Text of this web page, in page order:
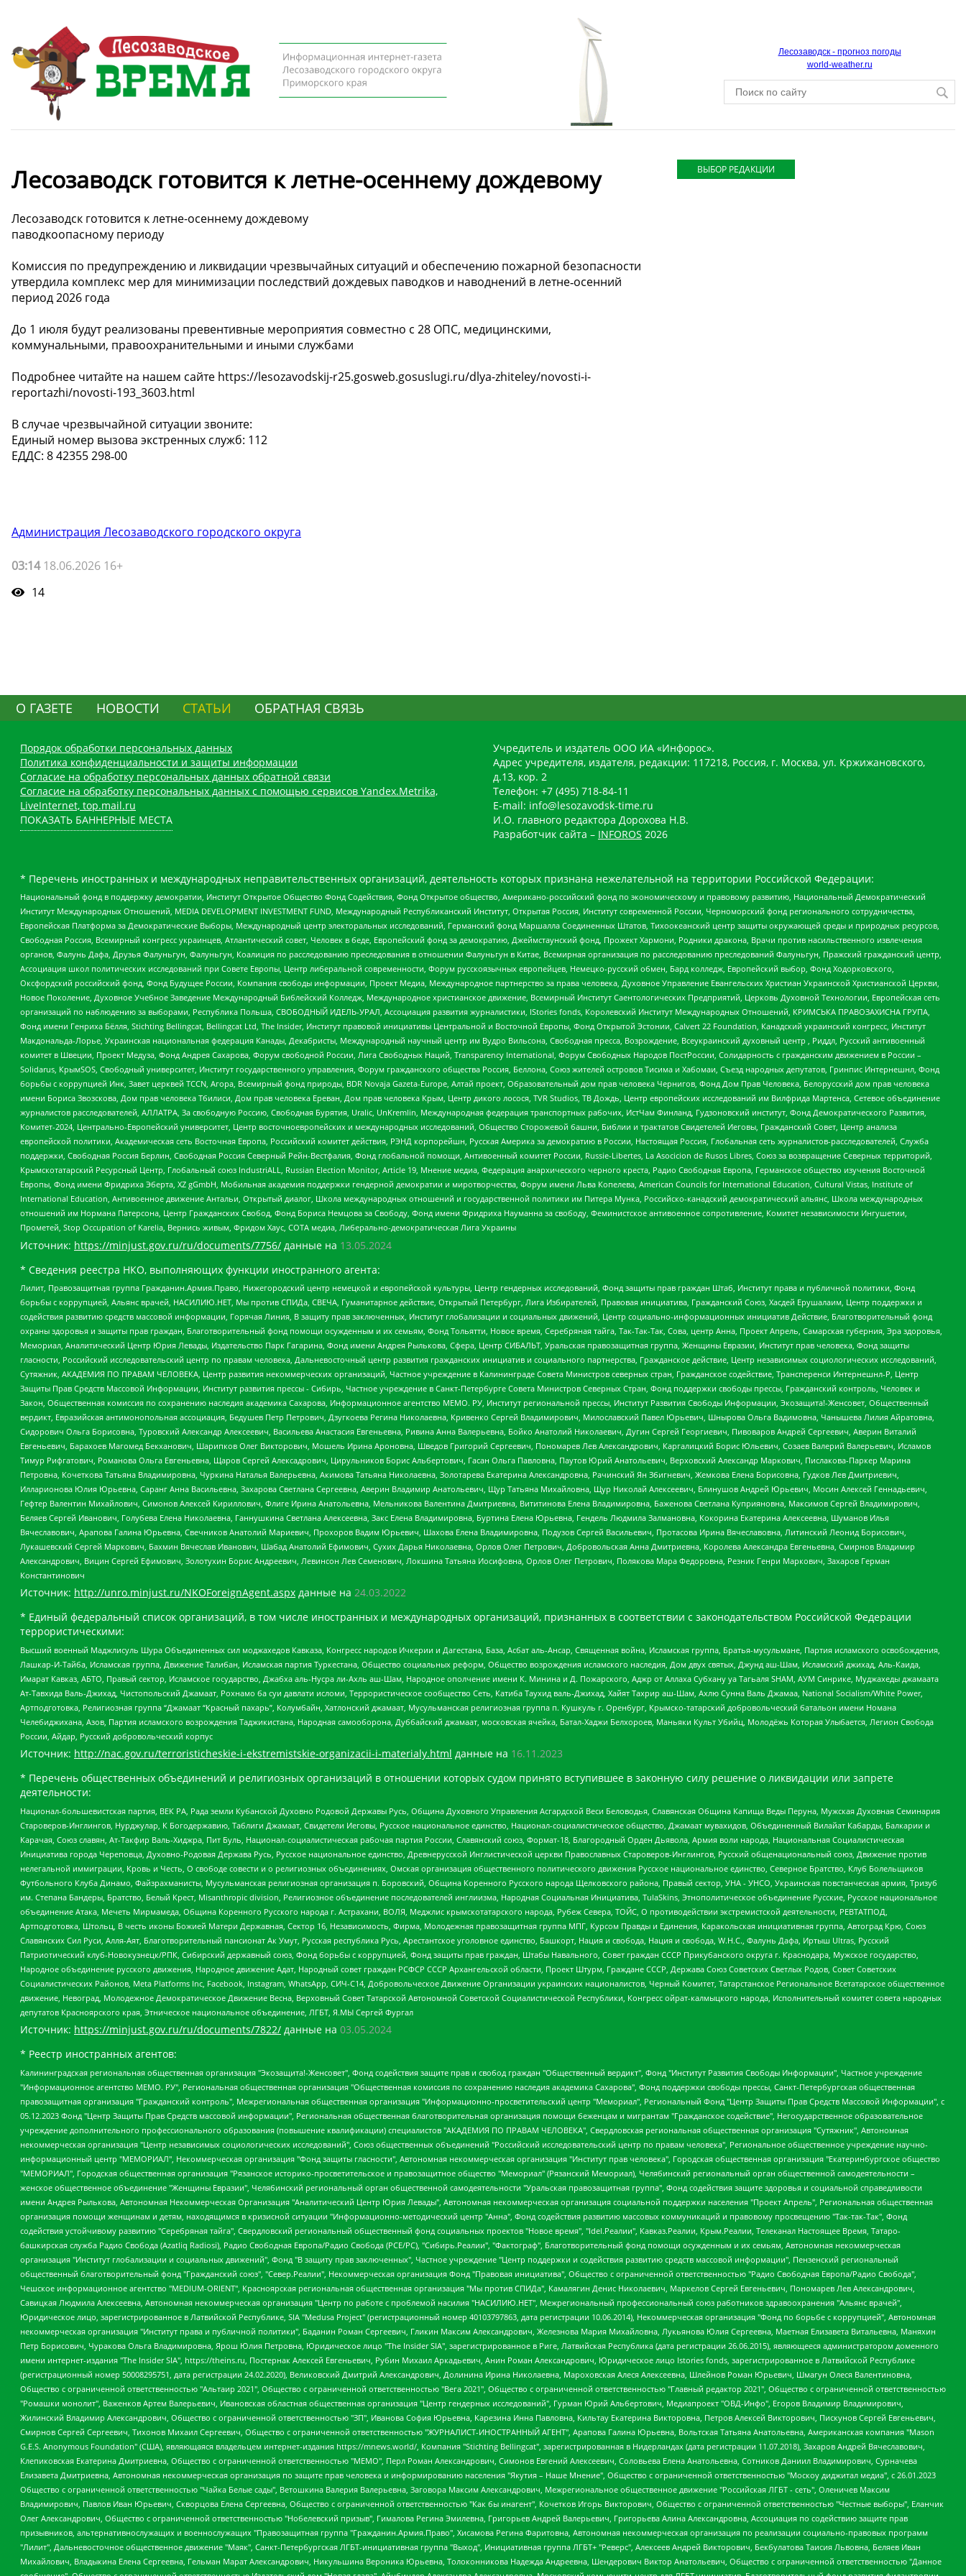
Лесозаводск - прогноз погоды
world-weather.ru
Лесозаводск готовится к летне-осеннему дождевому
Лесозаводск готовится к летне-осеннему дождевому
паводкоопасному периоду
Комиссия по предупреждению и ликвидации чрезвычайных ситуаций и обеспечению пожарной безопасности
утвердила комплекс мер для минимизации последствий дождевых паводков и наводнений в летне‑осенний
период 2026 года
До 1 июля будут реализованы превентивные мероприятия совместно с 28 ОПС, медицинскими,
коммунальными, правоохранительными и иными службами
Подробнее читайте на нашем сайте https://lesozavodskij-r25.gosweb.gosuslugi.ru/dlya-zhiteley/novosti-i-
reportazhi/novosti-193_3603.html
В случае чрезвычайной ситуации звоните:
Единый номер вызова экстренных служб: 112
ЕДДС: 8 42355 298‑00
Администрация Лесозаводского городского округа
03:1418.06.2026 16+
14
ВЫБОР РЕДАКЦИИ
О ГАЗЕТЕ НОВОСТИ СТАТЬИ ОБРАТНАЯ СВЯЗЬ
Порядок обработки персональных данных
Политика конфиденциальности и защиты информации
Согласие на обработку персональных данных обратной связи
Согласие на обработку персональных данных с помощью сервисов Yandex.Metrika,
LiveInternet, top.mail.ru
ПОКАЗАТЬ БАННЕРНЫЕ МЕСТА
Учредитель и издатель ООО ИА «Инфорос».
Адрес учредителя, издателя, редакции: 117218, Россия, г. Москва, ул. Кржижановского,
д.13, кор. 2
Телефон: +7 (495) 718-84-11
E-mail: info@lesozavodsk-time.ru
И.О. главного редактора Дорохова Н.В.
Разработчик сайта – INFOROS 2026
* Перечень иностранных и международных неправительственных организаций, деятельность которых признана нежелательной на территории Российской Федерации:
Национальный фонд в поддержку демократии, Институт Открытое Общество Фонд Содействия, Фонд Открытое общество, Американо-российский фонд по экономическому и правовому развитию, Национальный Демократический
Институт Международных Отношений, MEDIA DEVELOPMENT INVESTMENT FUND, Международный Республиканский Институт, Открытая Россия, Институт современной России, Черноморский фонд регионального сотрудничества,
Европейская Платформа за Демократические Выборы, Международный центр электоральных исследований, Германский фонд Маршалла Соединенных Штатов, Тихоокеанский центр защиты окружающей среды и природных ресурсов,
Свободная Россия, Всемирный конгресс украинцев, Атлантический совет, Человек в беде, Европейский фонд за демократию, Джеймстаунский фонд, Прожект Хармони, Родники дракона, Врачи против насильственного извлечения
органов, Фалунь Дафа, Друзья Фалуньгун, Фалуньгун, Коалиция по расследованию преследования в отношении Фалуньгун в Китае, Всемирная организация по расследованию преследований Фалуньгун, Пражский гражданский центр,
Ассоциация школ политических исследований при Совете Европы, Центр либеральной современности, Форум русскоязычных европейцев, Немецко-русский обмен, Бард колледж, Европейский выбор, Фонд Ходорковского,
Оксфордский российский фонд, Фонд Будущее России, Компания свободы информации, Проект Медиа, Международное партнерство за права человека, Духовное Управление Евангельских Христиан Украинской Христианской Церкви,
Новое Поколение, Духовное Учебное Заведение Международный Библейский Колледж, Международное христианское движение, Всемирный Институт Саентологических Предприятий, Церковь Духовной Технологии, Европейская сеть
организаций по наблюдению за выборами, Республика Польша, СВОБОДНЫЙ ИДЕЛЬ-УРАЛ, Ассоциация развития журналистики, IStories fonds, Королевский Институт Международных Отношений, КРИМСЬКА ПРАВОЗАХИСНА ГРУПА,
Фонд имени Генриха Бёлля, Stichting Bellingcat, Bellingcat Ltd, The Insider, Институт правовой инициативы Центральной и Восточной Европы, Фонд Открытой Эстонии, Calvert 22 Foundation, Канадский украинский конгресс, Институт
Макдональда-Лорье, Украинская национальная федерация Канады, Декабристы, Международный научный центр им Вудро Вильсона, Свободная пресса, Возрождение, Всеукраинский духовный центр , Риддл, Русский антивоенный
комитет в Швеции, Проект Медуза, Фонд Андрея Сахарова, Форум свободной России, Лига Свободных Наций, Transparеncy International, Форум Свободных Народов ПостРоссии, Солидарность с гражданским движением в России –
Solidarus, КрымSOS, Свободный университет, Институт государственного управления, Форум гражданского общества Россия, Беллона, Союз жителей островов Тисима и Хабомаи, Съезд народных депутатов, Гринпис Интернешнл, Фонд
борьбы с коррупцией Инк, Завет церквей TCCN, Агора, Всемирный фонд природы, BDR Novaja Gazeta-Europe, Алтай проект, Образовательный дом прав человека Чернигов, Фонд Дом Прав Человека, Белорусский дом прав человека
имени Бориса Звозскова, Дом прав человека Тбилиси, Дом прав человека Ереван, Дом прав человека Крым, Центр дикого лосося, TVR Studios, ТВ Дождь, Центр европейских исследований им Вилфрида Мартенса, Сетевое объединение
журналистов расследователей, АЛЛАТРА, За свободную Россию, Свободная Бурятия, Uralic, UnKremlin, Международная федерация транспортных рабочих, ИстЧам Финланд, Гудзоновский институт, Фонд Демократического Развития,
Комитет-2024, Центрально-Европейский университет, Центр восточноевропейских и международных исследований, Общество Сторожевой башни, Библии и трактатов Свидетелей Иеговы, Гражданский Совет, Центр анализа
европейской политики, Академическая сеть Восточная Европа, Российский комитет действия, РЭНД корпорейшн, Русская Америка за демократию в России, Настоящая Россия, Глобальная сеть журналистов-расследователей, Служба
поддержки, Свободная Россия Берлин, Свободная Россия Северный Рейн-Вестфалия, Фонд глобальной помощи, Антивоенный комитет России, Russie-Libertes, La Asocicion de Rusos Libres, Союз за возвращение Северных территорий,
Крымскотатарский Ресурсный Центр, Глобальный союз IndustriALL, Russian Election Monitor, Article 19, Мнение медиа, Федерация анархического черного креста, Радио Свободная Европа, Германское общество изучения Восточной
Европы, Фонд имени Фридриха Эберта, XZ gGmbH, Мобильная академия поддержки гендерной демократии и миротворчества, Форум имени Льва Копелева, American Councils for International Education, Cultural Vistas, Institute of
International Education, Антивоенное движение Антальи, Открытый диалог, Школа международных отношений и государственной политики им Питера Мунка, Российско-канадский демократический альянс, Школа международных
отношений им Нормана Патерсона, Центр Гражданских Свобод, Фонд Бориса Немцова за Свободу, Фонд имени Фридриха Науманна за свободу, Феминистское антивоенное сопротивление, Комитет независимости Ингушетии,
Прометей, Stop Occupation of Karelia, Вернись живым, Фридом Хаус, СОТА медиа, Либерально-демократическая Лига Украины
Источник: https://minjust.gov.ru/ru/documents/7756/ данные на 13.05.2024
* Сведения реестра НКО, выполняющих функции иностранного агента:
Лилит, Правозащитная группа Гражданин.Армия.Право, Нижегородский центр немецкой и европейской культуры, Центр гендерных исследований, Фонд защиты прав граждан Штаб, Институт права и публичной политики, Фонд
борьбы с коррупцией, Альянс врачей, НАСИЛИЮ.НЕТ, Мы против СПИДа, СВЕЧА, Гуманитарное действие, Открытый Петербург, Лига Избирателей, Правовая инициатива, Гражданский Союз, Хасдей Ерушалаим, Центр поддержки и
содействия развитию средств массовой информации, Горячая Линия, В защиту прав заключенных, Институт глобализации и социальных движений, Центр социально-информационных инициатив Действие, Благотворительный фонд
охраны здоровья и защиты прав граждан, Благотворительный фонд помощи осужденным и их семьям, Фонд Тольятти, Новое время, Серебряная тайга, Так-Так-Так, Сова, центр Анна, Проект Апрель, Самарская губерния, Эра здоровья,
Мемориал, Аналитический Центр Юрия Левады, Издательство Парк Гагарина, Фонд имени Андрея Рылькова, Сфера, Центр СИБАЛЬТ, Уральская правозащитная группа, Женщины Евразии, Институт прав человека, Фонд защиты
гласности, Российский исследовательский центр по правам человека, Дальневосточный центр развития гражданских инициатив и социального партнерства, Гражданское действие, Центр независимых социологических исследований,
Сутяжник, АКАДЕМИЯ ПО ПРАВАМ ЧЕЛОВЕКА, Центр развития некоммерческих организаций, Частное учреждение в Калининграде Совета Министров северных стран, Гражданское содействие, Трансперенси Интернешнл-Р, Центр
Защиты Прав Средств Массовой Информации, Институт развития прессы - Сибирь, Частное учреждение в Санкт-Петербурге Совета Министров Северных Стран, Фонд поддержки свободы прессы, Гражданский контроль, Человек и
Закон, Общественная комиссия по сохранению наследия академика Сахарова, Информационное агентство МЕМО. РУ, Институт региональной прессы, Институт Развития Свободы Информации, Экозащита!-Женсовет, Общественный
вердикт, Евразийская антимонопольная ассоциация, Бедушев Петр Петрович, Дзугкоева Регина Николаевна, Кривенко Сергей Владимирович, Милославский Павел Юрьевич, Шнырова Ольга Вадимовна, Чанышева Лилия Айратовна,
Сидорович Ольга Борисовна, Туровский Александр Алексеевич, Васильева Анастасия Евгеньевна, Ривина Анна Валерьевна, Бойко Анатолий Николаевич, Дугин Сергей Георгиевич, Пивоваров Андрей Сергеевич, Аверин Виталий
Евгеньевич, Барахоев Магомед Бекханович, Шарипков Олег Викторович, Мошель Ирина Ароновна, Шведов Григорий Сергеевич, Пономарев Лев Александрович, Каргалицкий Борис Юльевич, Созаев Валерий Валерьевич, Исламов
Тимур Рифгатович, Романова Ольга Евгеньевна, Щаров Сергей Алексадрович, Цирульников Борис Альбертович, Гасан Ольга Павловна, Паутов Юрий Анатольевич, Верховский Александр Маркович, Пислакова-Паркер Марина
Петровна, Кочеткова Татьяна Владимировна, Чуркина Наталья Валерьевна, Акимова Татьяна Николаевна, Золотарева Екатерина Александровна, Рачинский Ян Збигневич, Жемкова Елена Борисовна, Гудков Лев Дмитриевич,
Илларионова Юлия Юрьевна, Саранг Анна Васильевна, Захарова Светлана Сергеевна, Аверин Владимир Анатольевич, Щур Татьяна Михайловна, Щур Николай Алексеевич, Блинушов Андрей Юрьевич, Мосин Алексей Геннадьевич,
Гефтер Валентин Михайлович, Симонов Алексей Кириллович, Флиге Ирина Анатольевна, Мельникова Валентина Дмитриевна, Вититинова Елена Владимировна, Баженова Светлана Куприяновна, Максимов Сергей Владимирович,
Беляев Сергей Иванович, Голубева Елена Николаевна, Ганнушкина Светлана Алексеевна, Закс Елена Владимировна, Буртина Елена Юрьевна, Гендель Людмила Залмановна, Кокорина Екатерина Алексеевна, Шуманов Илья
Вячеславович, Арапова Галина Юрьевна, Свечников Анатолий Мариевич, Прохоров Вадим Юрьевич, Шахова Елена Владимировна, Подузов Сергей Васильевич, Протасова Ирина Вячеславовна, Литинский Леонид Борисович,
Лукашевский Сергей Маркович, Бахмин Вячеслав Иванович, Шабад Анатолий Ефимович, Сухих Дарья Николаевна, Орлов Олег Петрович, Добровольская Анна Дмитриевна, Королева Александра Евгеньевна, Смирнов Владимир
Александрович, Вицин Сергей Ефимович, Золотухин Борис Андреевич, Левинсон Лев Семенович, Локшина Татьяна Иосифовна, Орлов Олег Петрович, Полякова Мара Федоровна, Резник Генри Маркович, Захаров Герман
Константинович
Источник: http://unro.minjust.ru/NKOForeignAgent.aspx данные на 24.03.2022
* Единый федеральный список организаций, в том числе иностранных и международных организаций, признанных в соответствии с законодательством Российской Федерации
террористическими:
Высший военный Маджлисуль Шура Объединенных сил моджахедов Кавказа, Конгресс народов Ичкерии и Дагестана, База, Асбат аль-Ансар, Священная война, Исламская группа, Братья-мусульмане, Партия исламского освобождения,
Лашкар-И-Тайба, Исламская группа, Движение Талибан, Исламская партия Туркестана, Общество социальных реформ, Общество возрождения исламского наследия, Дом двух святых, Джунд аш-Шам, Исламский джихад, Аль-Каида,
Имарат Кавказ, АБТО, Правый сектор, Исламское государство, Джабха аль-Нусра ли-Ахль аш-Шам, Народное ополчение имени К. Минина и Д. Пожарского, Аджр от Аллаха Субхану уа Тагьаля SHAM, АУМ Синрике, Муджахеды джамаата
Ат-Тавхида Валь-Джихад, Чистопольский Джамаат, Рохнамо ба суи давлати исломи, Террористическое сообщество Сеть, Катиба Таухид валь-Джихад, Хайят Тахрир аш-Шам, Ахлю Сунна Валь Джамаа, National Socialism/White Power,
Артподготовка, Религиозная группа “Джамаат “Красный пахарь”, Колумбайн, Хатлонский джамаат, Мусульманская религиозная группа п. Кушкуль г. Оренбург, Крымско-татарский добровольческий батальон имени Номана
Челебиджихана, Азов, Партия исламского возрождения Таджикистана, Народная самооборона, Дуббайский джамаат, московская ячейка, Батал-Хаджи Белхороев, Маньяки Культ Убийц, Молодёжь Которая Улыбается, Легион Свобода
России, Айдар, Русский добровольческий корпус
Источник: http://nac.gov.ru/terroristicheskie-i-ekstremistskie-organizacii-i-materialy.html данные на 16.11.2023
* Перечень общественных объединений и религиозных организаций в отношении которых судом принято вступившее в законную силу решение о ликвидации или запрете
деятельности:
Национал-большевистская партия, ВЕК РА, Рада земли Кубанской Духовно Родовой Державы Русь, Община Духовного Управления Асгардской Веси Беловодья, Славянская Община Капища Веды Перуна, Мужская Духовная Семинария
Староверов-Инглингов, Нурджулар, К Богодержавию, Таблиги Джамаат, Свидетели Иеговы, Русское национальное единство, Национал-социалистическое общество, Джамаат мувахидов, Объединенный Вилайат Кабарды, Балкарии и
Карачая, Союз славян, Ат-Такфир Валь-Хиджра, Пит Буль, Национал-социалистическая рабочая партия России, Славянский союз, Формат-18, Благородный Орден Дьявола, Армия воли народа, Национальная Социалистическая
Инициатива города Череповца, Духовно-Родовая Держава Русь, Русское национальное единство, Древнерусской Инглистической церкви Православных Староверов-Инглингов, Русский общенациональный союз, Движение против
нелегальной иммиграции, Кровь и Честь, О свободе совести и о религиозных объединениях, Омская организация общественного политического движения Русское национальное единство, Северное Братство, Клуб Болельщиков
Футбольного Клуба Динамо, Файзрахманисты, Мусульманская религиозная организация п. Боровский, Община Коренного Русского народа Щелковского района, Правый сектор, УНА - УНСО, Украинская повстанческая армия, Тризуб
им. Степана Бандеры, Братство, Белый Крест, Misanthropic division, Религиозное объединение последователей инглиизма, Народная Социальная Инициатива, TulaSkins, Этнополитическое объединение Русские, Русское национальное
объединение Атака, Мечеть Мирмамеда, Община Коренного Русского народа г. Астрахани, ВОЛЯ, Меджлис крымскотатарского народа, Рубеж Севера, ТОЙС, О противодействии экстремистской деятельности, РЕВТАТПОД,
Артподготовка, Штольц, В честь иконы Божией Матери Державная, Сектор 16, Независимость, Фирма, Молодежная правозащитная группа МПГ, Курсом Правды и Единения, Каракольская инициативная группа, Автоград Крю, Союз
Славянских Сил Руси, Алля-Аят, Благотворительный пансионат Ак Умут, Русская республика Русь, Арестантское уголовное единство, Башкорт, Нация и свобода, Нация и свобода, W.H.С., Фалунь Дафа, Иртыш Ultras, Русский
Патриотический клуб-Новокузнецк/РПК, Сибирский державный союз, Фонд борьбы с коррупцией, Фонд защиты прав граждан, Штабы Навального, Совет граждан СССР Прикубанского округа г. Краснодара, Мужское государство,
Народное объединение русского движения, Народное движение Адат, Народный совет граждан РСФСР СССР Архангельской области, Проект Штурм, Граждане СССР, Держава Союз Советских Светлых Родов, Совет Советских
Социалистических Районов, Meta Platforms Inc, Facebook, Instagram, WhatsApp, СИЧ-С14, Добровольческое Движение Организации украинских националистов, Черный Комитет, Татарстанское Региональное Всетатарское общественное
движение, Невоград, Молодежное Демократическое Движение Весна, Верховный Совет Татарской Автономной Советской Социалистической Республики, Конгресс ойрат-калмыцкого народа, Исполнительный комитет совета народных
депутатов Красноярского края, Этническое национальное объединение, ЛГБТ, Я.МЫ Сергей Фургал
Источник: https://minjust.gov.ru/ru/documents/7822/ данные на 03.05.2024
* Реестр иностранных агентов:
Калининградская региональная общественная организация "Экозащита!-Женсовет", Фонд содействия защите прав и свобод граждан "Общественный вердикт", Фонд "Институт Развития Свободы Информации", Частное учреждение "Информационное агентство МЕМО. РУ", Региональная общественная организация "Общественная комиссия по сохранению наследия академика Сахарова", Фонд поддержки свободы прессы, Санкт-Петербургская общественная правозащитная организация "Гражданский контроль", Межрегиональная общественная организация "Информационно-просветительский центр "Мемориал", Региональный Фонд "Центр Защиты Прав Средств Массовой Информации", с 05.12.2023 Фонд "Центр Защиты Прав Средств массовой информации", Региональная общественная благотворительная организация помощи беженцам и мигрантам "Гражданское содействие", Негосударственное образовательное учреждение дополнительного профессионального образования (повышение квалификации) специалистов "АКАДЕМИЯ ПО ПРАВАМ ЧЕЛОВЕКА", Свердловская региональная общественная организация "Сутяжник", Автономная некоммерческая организация "Центр независимых социологических исследований", Союз общественных объединений "Российский исследовательский центр по правам человека", Региональное общественное учреждение научно-информационный центр "МЕМОРИАЛ", Некоммерческая организация "Фонд защиты гласности", Автономная некоммерческая организация "Институт прав человека", Городская общественная организация "Екатеринбургское общество "МЕМОРИАЛ", Городская общественная организация "Рязанское историко-просветительское и правозащитное общество "Мемориал" (Рязанский Мемориал), Челябинский региональный орган общественной самодеятельности – женское общественное объединение "Женщины Евразии", Челябинский региональный орган общественной самодеятельности "Уральская правозащитная группа", Фонд содействия защите здоровья и социальной справедливости имени Андрея Рылькова, Автономная Некоммерческая Организация "Аналитический Центр Юрия Левады", Автономная некоммерческая организация социальной поддержки населения "Проект Апрель", Региональная общественная организация помощи женщинам и детям, находящимся в кризисной ситуации "Информационно-методический центр "Анна", Фонд содействия развитию массовых коммуникаций и правовому просвещению "Так-так-Так", Фонд содействия устойчивому развитию "Серебряная тайга", Свердловский региональный общественный фонд социальных проектов "Новое время", "Idel.Реалии", Кавказ.Реалии, Крым.Реалии, Телеканал Настоящее Время, Татаро-башкирская служба Радио Свобода (Azatliq Radiosi), Радио Свободная Европа/Радио Свобода (PCE/PC), "Сибирь.Реалии", "Фактограф", Благотворительный фонд помощи осужденным и их семьям, Автономная некоммерческая организация "Институт глобализации и социальных движений", Фонд "В защиту прав заключенных", Частное учреждение "Центр поддержки и содействия развитию средств массовой информации", Пензенский региональный общественный благотворительный фонд "Гражданский союз", "Север.Реалии", Некоммерческая организация Фонд "Правовая инициатива", Общество с ограниченной ответственностью "Радио Свободная Европа/Радио Свобода", Чешское информационное агентство "MEDIUM-ORIENT", Красноярская региональная общественная организация "Мы против СПИДа", Камалягин Денис Николаевич, Маркелов Сергей Евгеньевич, Пономарев Лев Александрович, Савицкая Людмила Алексеевна, Автономная некоммерческая организация "Центр по работе с проблемой насилия "НАСИЛИЮ.НЕТ", Межрегиональный профессиональный союз работников здравоохранения "Альянс врачей", Юридическое лицо, зарегистрированное в Латвийской Республике, SIA "Medusa Project" (регистрационный номер 40103797863, дата регистрации 10.06.2014), Некоммерческая организация "Фонд по борьбе с коррупцией", Автономная некоммерческая организация "Институт права и публичной политики", Баданин Роман Сергеевич, Гликин Максим Александрович, Железнова Мария Михайловна, Лукьянова Юлия Сергеевна, Маетная Елизавета Витальевна, Маняхин Петр Борисович, Чуракова Ольга Владимировна, Ярош Юлия Петровна, Юридическое лицо "The Insider SIA", зарегистрированное в Риге, Латвийская Республика (дата регистрации 26.06.2015), являющееся администратором доменного имени интернет-издания "The Insider SIA", https://theins.ru, Постернак Алексей Евгеньевич, Рубин Михаил Аркадьевич, Анин Роман Александрович, Юридическое лицо Istories fonds, зарегистрированное в Латвийской Республике (регистрационный номер 50008295751, дата регистрации 24.02.2020), Великовский Дмитрий Александрович, Долинина Ирина Николаевна, Мароховская Алеся Алексеевна, Шлейнов Роман Юрьевич, Шмагун Олеся Валентиновна, Общество с ограниченной ответственностью "Альтаир 2021", Общество с ограниченной ответственностью "Вега 2021", Общество с ограниченной ответственностью "Главный редактор 2021", Общество с ограниченной ответственностью "Ромашки монолит", Важенков Артем Валерьевич, Ивановская областная общественная организация "Центр гендерных исследований", Гурман Юрий Альбертович, Медиапроект "ОВД-Инфо", Егоров Владимир Владимирович, Жилинский Владимир Александрович, Общество с ограниченной ответственностью "ЗП", Иванова София Юрьевна, Карезина Инна Павловна, Кильтау Екатерина Викторовна, Петров Алексей Викторович, Пискунов Сергей Евгеньевич, Смирнов Сергей Сергеевич, Тихонов Михаил Сергеевич, Общество с ограниченной ответственностью "ЖУРНАЛИСТ-ИНОСТРАННЫЙ АГЕНТ", Арапова Галина Юрьевна, Вольтская Татьяна Анатольевна, Американская компания "Mason G.E.S. Anonymous Foundation" (США), являющаяся владельцем интернет-издания https://mnews.world/, Компания "Stichting Bellingcat", зарегистрированная в Нидерландах (дата регистрации 11.07.2018), Захаров Андрей Вячеславович, Клепиковская Екатерина Дмитриевна, Общество с ограниченной ответственностью "МЕМО", Перл Роман Александрович, Симонов Евгений Алексеевич, Соловьева Елена Анатольевна, Сотников Даниил Владимирович, Сурначева Елизавета Дмитриевна, Автономная некоммерческая организация по защите прав человека и информированию населения "Якутия – Наше Мнение", Общество с ограниченной ответственностью "Москоу диджитал медиа", с 26.01.2023 Общество с ограниченной ответственностью "Чайка Белые сады", Ветошкина Валерия Валерьевна, Заговора Максим Александрович, Межрегиональное общественное движение "Российская ЛГБТ - сеть", Оленичев Максим Владимирович, Павлов Иван Юрьевич, Скворцова Елена Сергеевна, Общество с ограниченной ответственностью "Как бы инагент", Кочетков Игорь Викторович, Общество с ограниченной ответственностью "Честные выборы", Еланчик Олег Александрович, Общество с ограниченной ответственностью "Нобелевский призыв", Гималова Регина Эмилевна, Григорьев Андрей Валерьевич, Григорьева Алина Александровна, Ассоциация по содействию защите прав призывников, альтернативнослужащих и военнослужащих "Правозащитная группа "Гражданин.Армия.Право", Хисамова Регина Фаритовна, Автономная некоммерческая организация по реализации социально-правовых программ "Лилит", Дальневосточное общественное движение "Маяк", Санкт-Петербургская ЛГБТ-инициативная группа "Выход", Инициативная группа ЛГБТ+ "Реверс", Алексеев Андрей Викторович, Бекбулатова Таисия Львовна, Беляев Иван Михайлович, Владыкина Елена Сергеевна, Гельман Марат Александрович, Никульшина Вероника Юрьевна, Толоконникова Надежда Андреевна, Шендерович Виктор Анатольевич, Общество с ограниченной ответственностью "Данное сообщение", Общество с ограниченной ответственностью Издательский дом "Новая глава", Айнбиндер Александра Александровна, Московский комьюнити-центр для ЛГБТ+инициатив, Благотворительный фонд развития филантропии, Deutsche Welle (Германия, Kurt-Schumacher-Strasse 3, 53113 Bonn), Борзунова Мария Михайловна, Воробьев Виктор Викторович, Голубева Анна Львовна, Константинова Алла Михайловна, Малкова Ирина Владимировна, Мурадов Мурад Абдулгалимович, Осетинская Елизавета Николаевна, Понасенков Евгений Николаевич, Ганапольский Матвей Юрьевич, Киселев Евгений Алексеевич, Борухович Ирина Григорьевна, Дремин Иван Тимофеевич, Дубровский Дмитрий Викторович, Красноярская региональная общественная организация поддержки и развития альтернативных образовательных технологий и межкультурных коммуникаций "ИНТЕРРА", Маяковская Екатерина Алексеевна, Фейгин Марк Захарович, Филимонов Андрей Викторович, Дзугкоева Регина Николаевна, Доброхотов Роман Александрович, Дудь Юрий Александрович, Елкин Сергей Владимирович, Кругликов Кирилл Игоревич, Сабунаева Мария Леонидовна, Семенов Алексей Владимирович, Шаинян Карен Багратович, Шульман Екатерина Михайловна, Асафьев Артур Валерьевич, Вахштайн Виктор Семенович, Венедиктов Алексей Алексеевич, Лушникова Екатерина Евгеньевна, Волков Леонид Михайлович, Невзоров Александр Глебович, Пархоменко Сергей Борисович, Сироткин Ярослав Николаевич, Кара-Мурза Владимир Владимирович, Баранова Наталья Владимировна, Гозман Леонид Яковлевич, Кагарлицкий Борис Юльевич, Климарев Михаил Валерьевич, Милов Владимир Станиславович, Автономная некоммерческая организация Краснодарский центр современного искусства "Типография", Моргенштерн Алишер Тагирович, Соболь Любовь Эдуардовна, Общество с ограниченной ответственностью "ЛИЗА НОРМ", Каспаров Гарри Кимович, Ходорковский Михаил Борисович, Общество с ограниченной ответственностью "Апрельские тезисы", Данилович Ирина Брониславовна, Кашин Олег Владимирович, Петров Николай Владимирович, Пивоваров Алексей Владимирович, Соколов Михаил Владимирович, Цветкова Юлия Владимировна, Чичваркин Евгений Александрович, Комитет против пыток/Команда против пыток, Общество с ограниченной ответственностью "Первый научный", Общество с ограниченной ответственностью "Вертолет и ко", Белоцерковская Вероника Борисовна, Кац Максим Евгеньевич, Лазарева Татьяна Юрьевна, Шаведдинов Руслан Табризович, Яшин Илья Валерьевич, Общество с ограниченной ответственностью "Иноагент ААВ", Алешковский Дмитрий Петрович, Альбац Евгения Марковна, Быков Дмитрий Львович, Галямина Юлия Евгеньевна, Лойко Сергей Леонидович, Мартынов Кирилл Константинович, Медведев Сергей Александрович, Крашенинников Федор Геннадиевич, Гордеева Катерина Вл